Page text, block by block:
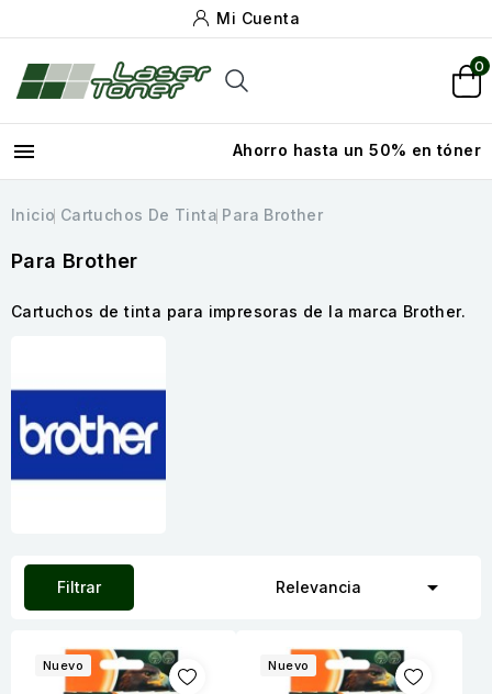
Mi Cuenta
0
 Ahorro hasta un 50% en tóner
Inicio Cartuchos De Tinta Para Brother
Para Brother
Cartuchos de tinta para impresoras de la marca Brother.
Filtrar Relevancia 
Nuevo Nuevo